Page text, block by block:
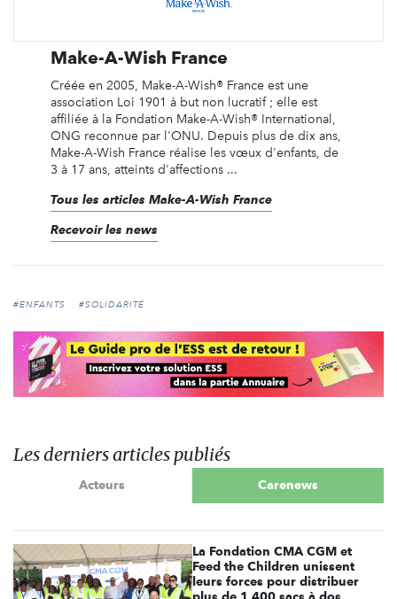
Make-A-Wish France
Créée en 2005, Make-A-Wish® France est une
association Loi 1901 à but non lucratif ; elle est
affiliée à la Fondation Make-A-Wish® International,
ONG reconnue par l'ONU. Depuis plus de dix ans,
Make-A-Wish France réalise les vœux d'enfants, de
3 à 17 ans, atteints d'affections ...
Tous les articles Make-A-Wish France
Recevoir les news
#ENFANTS #SOLIDARITÉ
Les derniers articles publiés
Acteurs Carenews
La Fondation CMA CGM et
Feed the Children unissent
leurs forces pour distribuer
plus de 1 400 sacs à dos